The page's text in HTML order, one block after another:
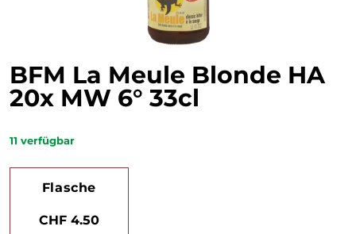
BFM La Meule Blonde HA
20x MW 6° 33cl
11 verfügbar
Flasche
CHF 4.50